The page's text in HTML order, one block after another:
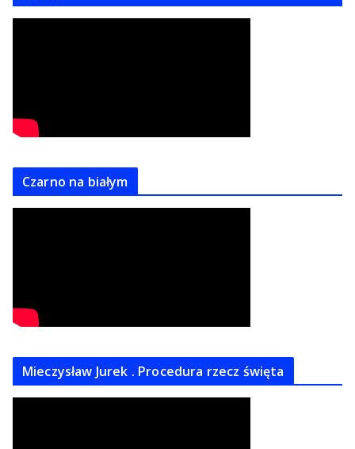
Czarno na białym
Mieczysław Jurek . Procedura rzecz święta